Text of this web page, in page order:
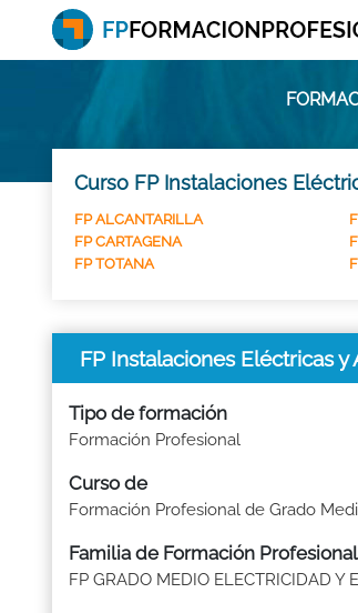
Curso FP Instalaciones
FP ALCANTARILLA
FP CARTAGENA
FP TOTANA
FP Instalaciones Eléctricas
Tipo de formación
Formación Profesional
Curso de
Formación Profesional de Grado
Familia de Formación Profesional
FP GRADO MEDIO ELECTRICIDAD Y